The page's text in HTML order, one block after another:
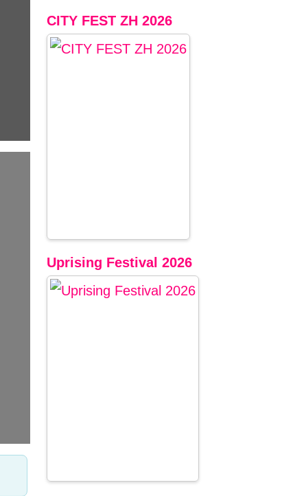
CITY FEST ZH 2026
Uprising Festival 2026